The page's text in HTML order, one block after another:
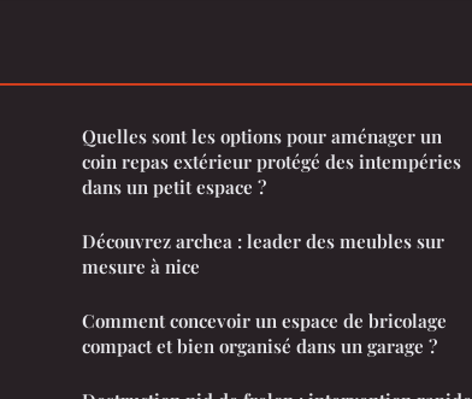
Quelles sont les options pour aménager un
coin repas extérieur protégé des intempéries
dans un petit espace ?
Découvrez archea : leader des meubles sur
mesure à nice
Comment concevoir un espace de bricolage
compact et bien organisé dans un garage ?